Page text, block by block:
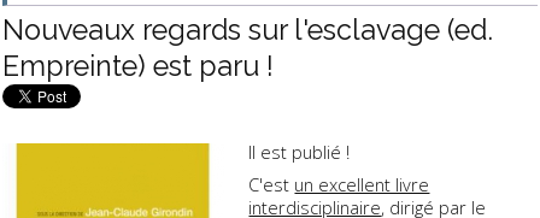
Nouveaux regards sur l'esclavage (ed.
Empreinte) est paru !
Il est publié !
C'est un excellent livre
interdisciplinaire, dirigé par le